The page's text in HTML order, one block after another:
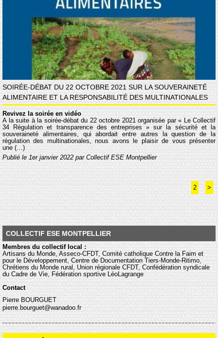
SOIRÉE-DÉBAT DU 22 OCTOBRE 2021 SUR LA SOUVERAINETÉ
ALIMENTAIRE ET LA RESPONSABILITÉ DES MULTINATIONALES
Revivez la soirée en vidéo
A la suite à la soirée-débat du 22 octobre 2021 organisée par « Le Collectif
34 Régulation et transparence des entreprises » sur la sécurité et la
souveraineté alimentaires, qui abordait entre autres la question de la
régulation des multinationales, nous avons le plaisir de vous présenter
une (…)
Publié le 1er janvier 2022 par Collectif ESE Montpellier
2 >
COLLECTIF ESE MONTPELLIER
Membres du collectif local :
Artisans du Monde, Asseco-CFDT, Comité catholique Contre la Faim et
pour le Développement, Centre de Documentation Tiers-Monde-Ritimo,
Chrétiens du Monde rural, Union régionale CFDT, Confédération syndicale
du Cadre de Vie, Fédération sportive LéoLagrange
Contact
Pierre BOURGUET
pierre.bourguet@wanadoo.fr